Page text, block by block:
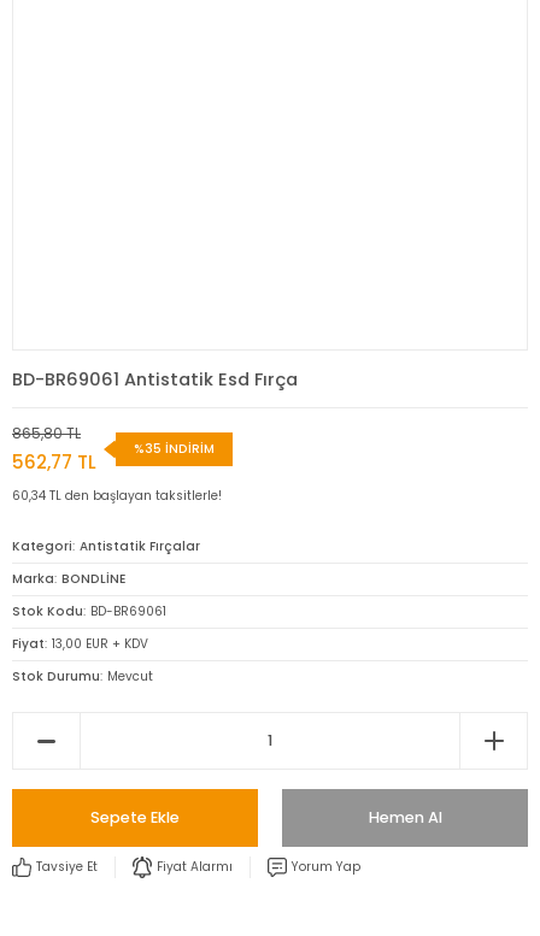
BD-BR69061 Antistatik Esd Fırça
865,80 TL
562,77 TL
%35 İNDİRİM
60,34 TL den başlayan taksitlerle!
Kategori Antistatik Fırçalar
Marka BONDLİNE
Stok Kodu BD-BR69061
Fiyat 13,00 EUR + KDV
Stok Durumu Mevcut
Sepete Ekle Hemen Al
Tavsiye Et Fiyat Alarmı Yorum Yap